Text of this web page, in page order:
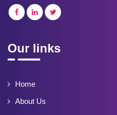
Our links
Home
About Us